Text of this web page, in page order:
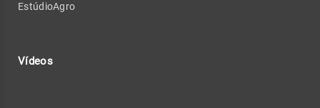
EstúdioAgro
Vídeos